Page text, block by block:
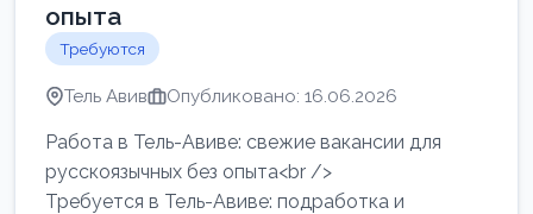
опыта
Требуются
Тель Авив Опубликовано: 16.06.2026
Работа в Тель-Авиве: свежие вакансии для
русскоязычных без опыта<br />
Требуется в Тель-Авиве: подработка и